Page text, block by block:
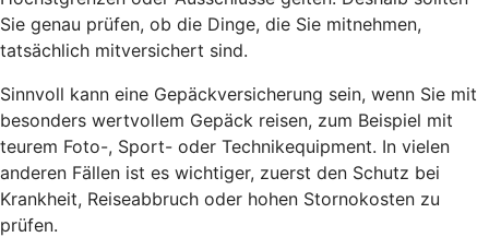
Sie genau prüfen, ob die Dinge, die Sie mitnehmen,
tatsächlich mitversichert sind.
Sinnvoll kann eine Gepäckversicherung sein, wenn Sie mit
besonders wertvollem Gepäck reisen, zum Beispiel mit
teurem Foto-, Sport- oder Technikequipment. In vielen
anderen Fällen ist es wichtiger, zuerst den Schutz bei
Krankheit, Reiseabbruch oder hohen Stornokosten zu
prüfen.